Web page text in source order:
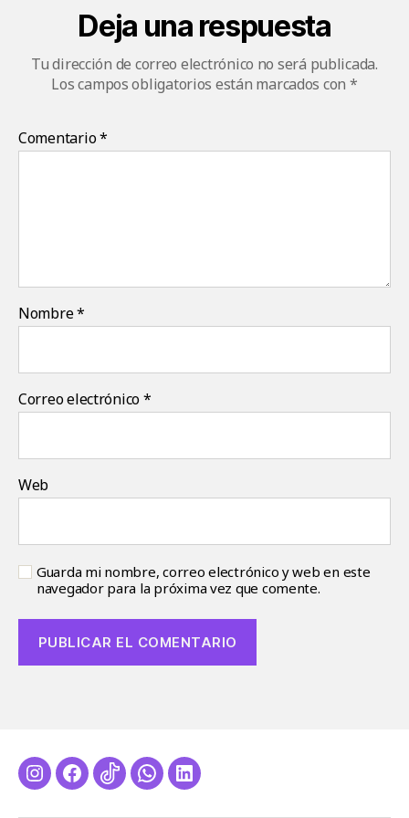
Deja una respuesta
Tu dirección de correo electrónico no será publicada.
Los campos obligatorios están marcados con *
Comentario*
Nombre*
Correo electrónico*
Web
Guarda mi nombre, correo electrónico y web en este
navegador para la próxima vez que comente.
InstagramFacebook
TiktokWhatsappLinkedIn